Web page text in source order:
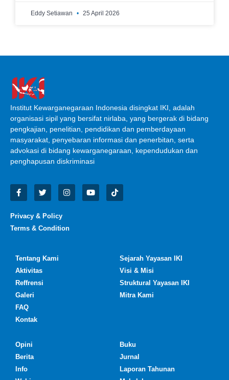
Eddy Setiawan 25 April 2026
Institut Kewarganegaraan Indonesia disingkat IKI, adalah
organisasi sipil yang bersifat nirlaba, yang bergerak di bidang
pengkajian, penelitian, pendidikan dan pemberdayaan
masyarakat, penyebaran informasi dan penerbitan, serta
advokasi di bidang kewarganegaraan, kependudukan dan
penghapusan diskriminasi
Privacy & Policy
Terms & Condition
Tentang Kami
Aktivitas
Reffrensi
Galeri
FAQ
Kontak
Sejarah Yayasan IKI
Visi & Misi
Struktural Yayasan IKI
Mitra Kami
Opini
Berita
Info
Buku
Jurnal
Laporan Tahunan